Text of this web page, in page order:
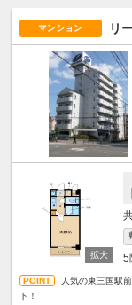
マンション リ
5
人気の東三国駅
ト！